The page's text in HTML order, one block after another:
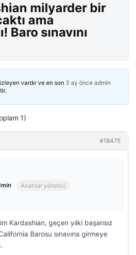
milyarder bir
ama
Baro sınavını
vardır ve en son 3 ay önce admin
1)
#18475
Anahtar yönetici
Kardashian, geçen yılki başarısız
Barosu sınavına girmeye